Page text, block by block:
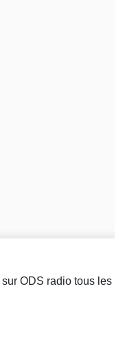
ODS radio tous les